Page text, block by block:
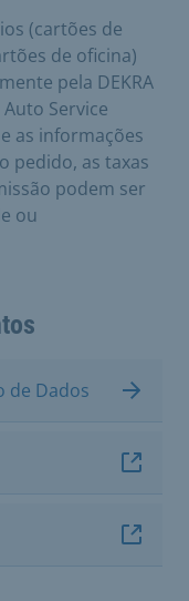
(cartões de
de oficina)
pela DEKRA
Service
as informações
pedido, as taxas
podem ser
ou
de Dados